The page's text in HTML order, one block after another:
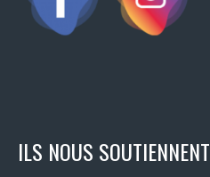
ILS NOUS SOUTIENNENT